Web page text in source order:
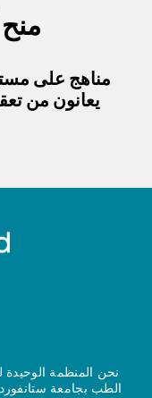
مناهج على
يعانون من
نحن المنظمة
الطب بجامعة